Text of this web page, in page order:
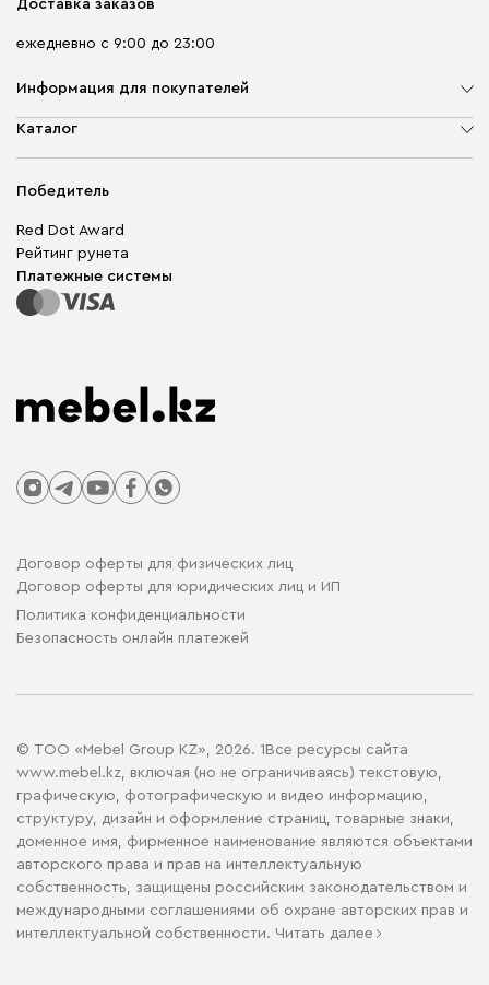
Доставка заказов
ежедневно с 9:00 до 23:00
Информация для покупателей
О компании
Гарантия
Карта сайта
Каталог
Корпусная мебель
Модульная мебель
Столы и стулья
Победитель
Red Dot Award
Рейтинг рунета
Платежные системы
Договор оферты для физических лиц
Договор оферты для юридических лиц и ИП
Политика конфиденциальности
Безопасность онлайн платежей
© ТОО «Mebel Group KZ», 2026. 1Все ресурсы сайта
www.mebel.kz, включая (но не ограничиваясь) текстовую,
графическую, фотографическую и видео информацию,
структуру, дизайн и оформление страниц, товарные знаки,
доменное имя, фирменное наименование являются объектами
авторского права и прав на интеллектуальную
собственность, защищены российским законодательством и
международными соглашениями об охране авторских прав и
интеллектуальной собственности. Читать далее